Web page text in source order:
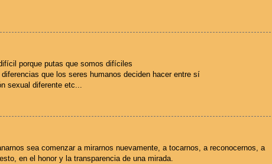
porque putas que somos difíciles
que los seres humanos deciden hacer entre sí
sexual diferente etc...
sea comenzar a mirarnos nuevamente, a tocarnos, a reconocernos, a
en el honor y la transparencia de una mirada.